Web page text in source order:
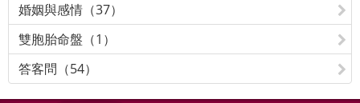
婚姻與感情（37）
雙胞胎命盤（1）
答客問（54）